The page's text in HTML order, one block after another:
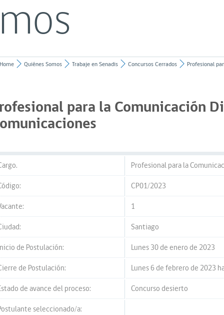
Quiénes Somos Trabaje en Senadis Concursos Cerrados Profesional
para la Comunicación
Profesional para la
CP01/2023
1
Santiago
de Postulación:
Lunes 30 de enero de 2023
de Postulación:
Lunes 6 de febrero de 2023
de avance del proceso:
Concurso desierto
seleccionado/a: